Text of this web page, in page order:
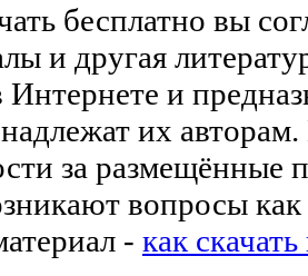
бесплатно вы
и другая
Интернете и
их
за размещённые
вопросы как
- как